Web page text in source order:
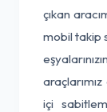
çıkan
mobil takip
içi